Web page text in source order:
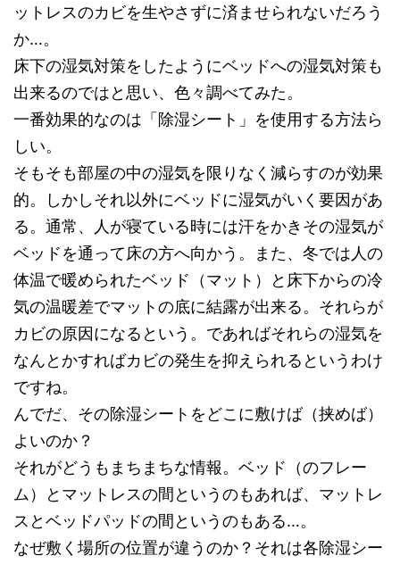
ットレスのカビを生やさずに済ませられないだろう
か…。
床下の湿気対策をしたようにベッドへの湿気対策も
出来るのではと思い、色々調べてみた。
一番効果的なのは「除湿シート」を使用する方法ら
しい。
そもそも部屋の中の湿気を限りなく減らすのが効果
的。しかしそれ以外にベッドに湿気がいく要因があ
る。通常、人が寝ている時には汗をかきその湿気が
ベッドを通って床の方へ向かう。また、冬では人の
体温で暖められたベッド（マット）と床下からの冷
気の温暖差でマットの底に結露が出来る。それらが
カビの原因になるという。であればそれらの湿気を
なんとかすればカビの発生を抑えられるというわけ
ですね。
んでだ、その除湿シートをどこに敷けば（挟めば）
よいのか？
それがどうもまちまちな情報。ベッド（のフレー
ム）とマットレスの間というのもあれば、マットレ
スとベッドパッドの間というのもある…。
なぜ敷く場所の位置が違うのか？それは各除湿シー